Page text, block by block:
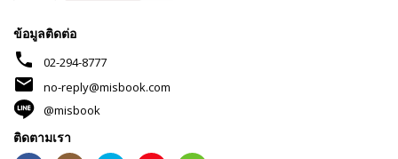
ข้อมูลติดต่อ
phone 02-294-8777
mail
no-reply@misbook.com
@misbook
ติดตามเรา